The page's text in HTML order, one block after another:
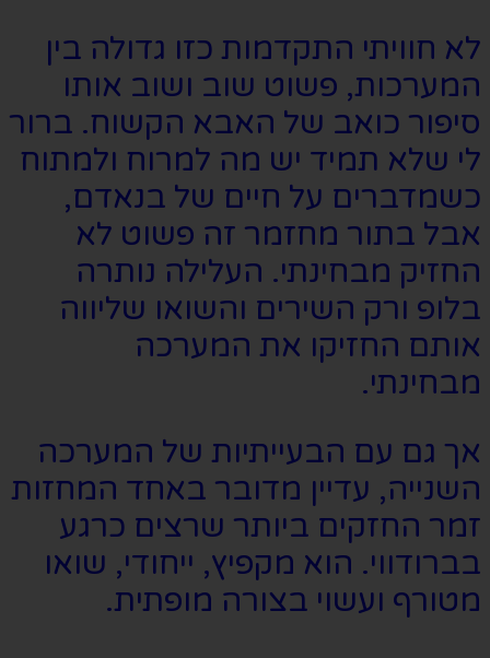
לא חוויתי התקדמות כזו גדולה בין
המערכות, פשוט שוב ושוב אותו
סיפור כואב של האבא הקשוח. ברור
לי שלא תמיד יש מה למרוח ולמתוח
כשמדברים על חיים של בנאדם,
אבל בתור מחזמר זה פשוט לא
החזיק מבחינתי. העלילה נותרה
בלופ ורק השירים והשואו שליווה
אותם החזיקו את המערכה
מבחינתי.
אך גם עם הבעייתיות של המערכה
השנייה, עדיין מדובר באחד המחזות
זמר החזקים ביותר שרצים כרגע
בברודווי. הוא מקפיץ, ייחודי, שואו
מטורף ועשוי בצורה מופתית.